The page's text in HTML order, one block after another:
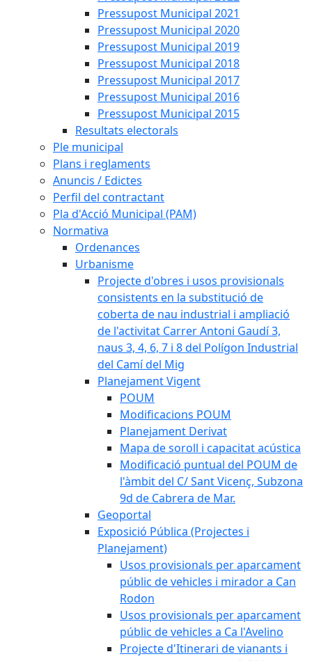
Pressupost Municipal 2021
Pressupost Municipal 2020
Pressupost Municipal 2019
Pressupost Municipal 2018
Pressupost Municipal 2017
Pressupost Municipal 2016
Pressupost Municipal 2015
Resultats electorals
Ple municipal
Plans i reglaments
Anuncis / Edictes
Perfil del contractant
Pla d'Acció Municipal (PAM)
Normativa
Ordenances
Urbanisme
Projecte d'obres i usos provisionals
consistents en la substitució de
coberta de nau industrial i ampliació
de l'activitat Carrer Antoni Gaudí 3,
naus 3, 4, 6, 7 i 8 del Polígon Industrial
del Camí del Mig
Planejament Vigent
POUM
Modificacions POUM
Planejament Derivat
Mapa de soroll i capacitat acústica
Modificació puntual del POUM de
l'àmbit del C/ Sant Vicenç, Subzona
9d de Cabrera de Mar.
Geoportal
Exposició Pública (Projectes i
Planejament)
Usos provisionals per aparcament
públic de vehicles i mirador a Can
Rodon
Usos provisionals per aparcament
públic de vehicles a Ca l'Avelino
Projecte d'Itinerari de vianants i